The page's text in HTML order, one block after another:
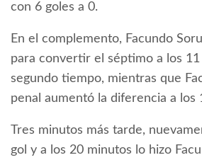
con 6 goles a 0.
En el complemento, Facundo
para convertir el séptimo a los 11
segundo tiempo, mientras que
penal aumentó la diferencia a los
Tres minutos más tarde,
gol y a los 20 minutos lo hizo